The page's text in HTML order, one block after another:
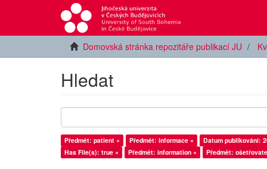
Domovská stránka repozitáře publikací JU
Hledat
Předmět: patient × Předmět: informace × Datum publikování:
Has File(s): true ×
Předmět: information × Předmět: